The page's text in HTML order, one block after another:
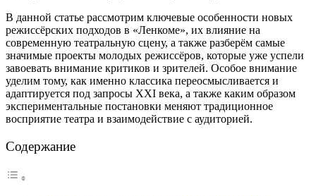
В данной статье рассмотрим ключевые особенности новых
режиссёрских подходов в «Ленкоме», их влияние на
современную театральную сцену, а также разберём самые
значимые проекты молодых режиссёров, которые уже успели
завоевать внимание критиков и зрителей. Особое внимание
уделим тому, как именно классика переосмысливается и
адаптируется под запросы XXI века, а также каким образом
экспериментальные постановки меняют традиционное
восприятие театра и взаимодействие с аудиторией.
Содержание